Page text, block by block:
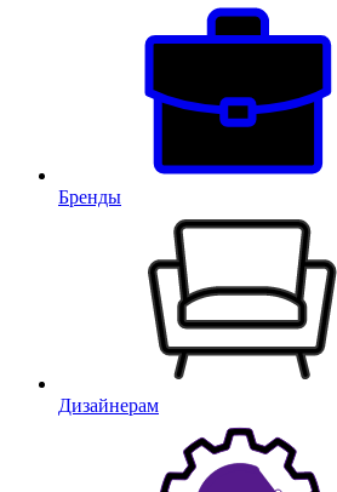
Бренды
Дизайнерам